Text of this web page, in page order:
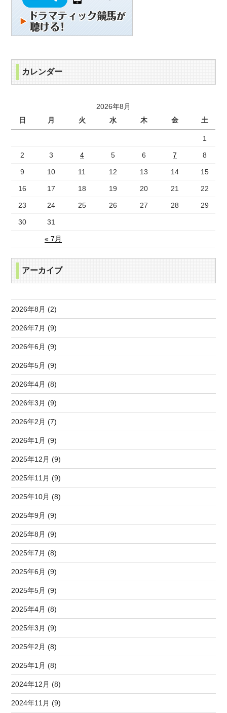
カレンダー
2026年8月
日
月 火 水 木 金 土
« 7月
1
2 3 4 5 6 7 8
9 10 11 12 13 14 15
16 17 18 19 20 21 22
23 24 25 26 27 28 29
30 31
アーカイブ
2026年8月 (2)
2026年7月 (9)
2026年6月 (9)
2026年5月 (9)
2026年4月 (8)
2026年3月 (9)
2026年2月 (7)
2026年1月 (9)
2025年12月 (9)
2025年11月 (9)
2025年10月 (8)
2025年9月 (9)
2025年8月 (9)
2025年7月 (8)
2025年6月 (9)
2025年5月 (9)
2025年4月 (8)
2025年3月 (9)
2025年2月 (8)
2025年1月 (8)
2024年12月 (8)
2024年11月 (9)